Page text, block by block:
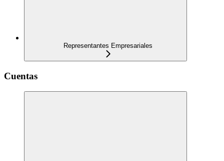
Representantes Empresariales
Cuentas